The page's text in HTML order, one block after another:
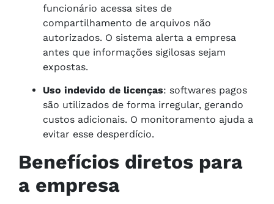
funcionário acessa sites de
compartilhamento de arquivos não
autorizados. O sistema alerta a empresa
antes que informações sigilosas sejam
expostas.
Uso indevido de licenças: softwares pagos
são utilizados de forma irregular, gerando
custos adicionais. O monitoramento ajuda a
evitar esse desperdício.
Benefícios diretos para
a empresa